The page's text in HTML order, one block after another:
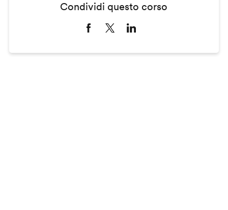
Condividi questo corso